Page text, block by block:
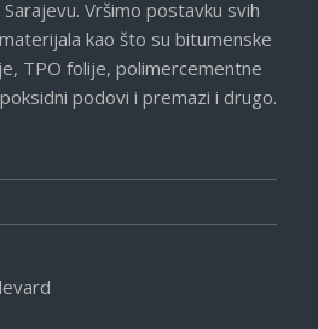
Vršimo postavku svih
kao što su bitumenske
TPO folije, polimercementne
podovi i premazi i drugo.